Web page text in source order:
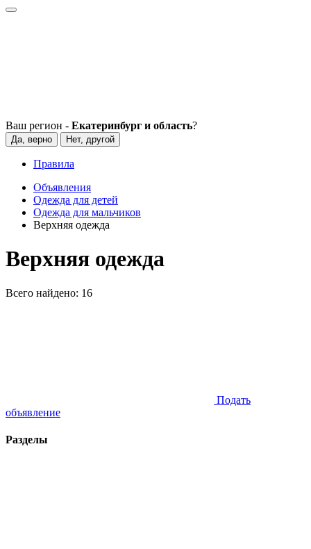
Ваш регион - Екатеринбург и область?
Да, верно Нет, другой
Правила
Объявления
Одежда для детей
Одежда для мальчиков
Верхняя одежда
Верхняя одежда
Всего найдено: 16
Подать
объявление
Разделы